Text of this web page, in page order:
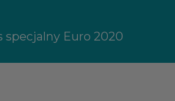
specjalny Euro 2020